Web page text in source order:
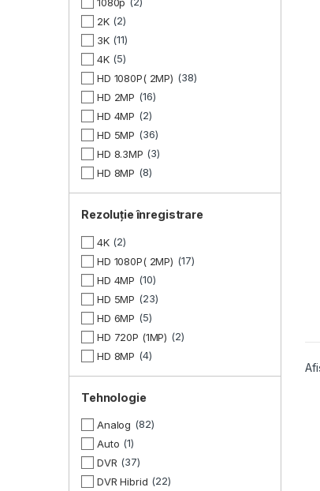
2K 2
3K 11
4K 5
HD 1080P( 2MP)
38
HD 2MP
16
HD 4MP
2
HD 5MP
36
HD 8.3MP
3
HD 8MP
8
Rezoluție înregistrare
4K 2
HD 1080P( 2MP)
17
HD 4MP
10
HD 5MP
23
HD 6MP
5
HD 720P (1MP)
2
HD 8MP
4
Tehnologie
Analog
82
Auto
1
DVR 37
DVR Hibrid
22